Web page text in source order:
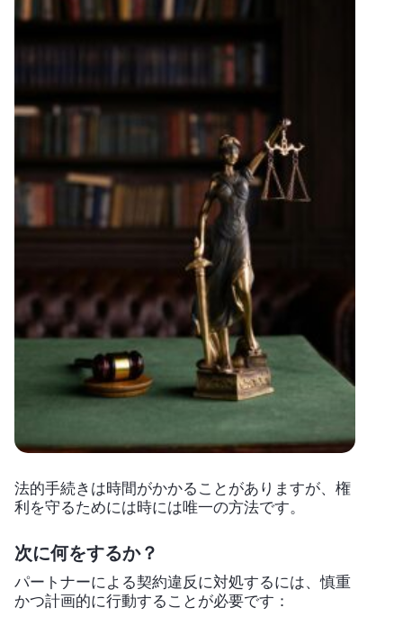
法的手続きは時間がかかることがありますが、権
利を守るためには時には唯一の方法です。
次に何をするか？
パートナーによる契約違反に対処するには、慎重
かつ計画的に行動することが必要です：